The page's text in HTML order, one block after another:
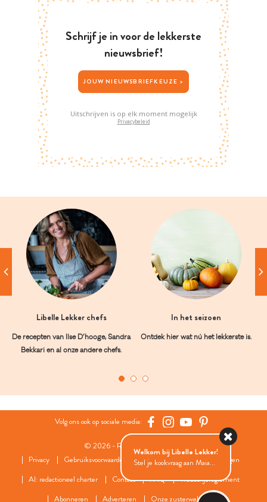
Schrijf je in voor de lekkerste
nieuwsbrief!
JOUW NIEUWSBRIEFKEUZE >
Uitschrijven is op elk moment mogelijk
Privacybeleid
Libelle Lekker chefs
De recepten van Ilse D’hooge, Sandra
Bekkari en al onze andere chefs.
In het seizoen
Ontdek hier wat nú het lekkerste is.
Volg ons ook op sociale media:
© 2026 - Roularta Media Group
Privacy
Gebruiksvoorwaarden Cookies
Cookies instellingen
AI: redactioneel charter
Contact FAQ
Wedstrijdreglement
Abonneren
Adverteren Onze zusterwebsites
Welkom bij Libelle Lekker!
Stel je kookvraag aan Maia...